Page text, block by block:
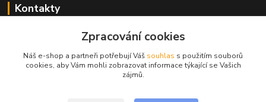
Kontakty
+420 731 444 327
obchod@volak.net
Zpracování cookies
Náš e-shop a partneři potřebují Váš souhlas s použitím souborů
cookies, aby Vám mohli zobrazovat informace týkající se Vašich
zájmů.